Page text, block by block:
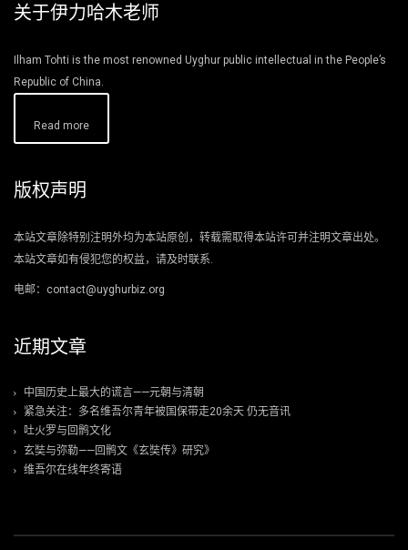
关于伊力哈木老师
Ilham Tohti is the most renowned Uyghur public intellectual in the People’s
Republic of China.
Read more
版权声明
本站文章除特别注明外均为本站原创，转载需取得本站许可并注明文章出处。
本站文章如有侵犯您的权益，请及时联系.
电邮：contact@uyghurbiz.org
近期文章
中国历史上最大的谎言——元朝与清朝
紧急关注：多名维吾尔青年被国保带走20余天 仍无音讯
吐火罗与回鹘文化
玄奘与弥勒——回鹘文《玄奘传》研究》
维吾尔在线年终寄语